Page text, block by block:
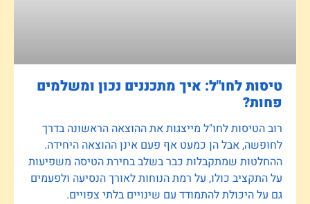
טיסות לחו"ל: איך מתכננים נכון ומשלמים
פחות?
רוב הטיסות לחו"ל מייצגות את ההוצאה הראשונה בדרך
לחופשה, אבל הן כמעט אף פעם אינן ההוצאה היחידה.
ההחלטות שמתקבלות כבר בשלב בחירת הטיסה משפיעות
על התקציב כולו, על רמת הנוחות לאורך הנסיעה ולפעמים
גם על היכולת להתמודד עם שינויים בלתי צפויים.